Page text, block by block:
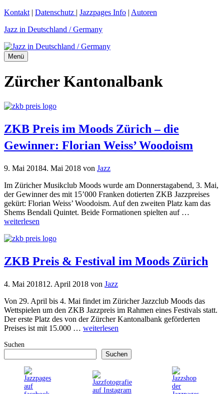
Zum
springen
Kontakt | Datenschutz | Jazzpages Info | Autoren
Jazz in Deutschland / Germany
Menü
Zürcher Kantonalbank
ZKB Preis im Moods Zürich – die
Gewinner: Florian Weiss’ Woodoism
9. Mai 20184. Mai 2018 von Jazz
Im Züricher Musikclub Moods wurde am Donnerstagabend, 3. Mai,
der Gewinner des mit 15’000 Franken dotierten ZKB Jazzpreises
gekürt: Florian Weiss’ Woodoism. Auf den zweiten Platz kam das
Shems Bendali Quintet. Beide Formationen spielten auf …
weiterlesen
ZKB Preis & Festival im Moods Zürich
4. Mai 201812. April 2018 von Jazz
Von 29. April bis 4. Mai findet im Züricher Jazzclub Moods das
Wettspielen um den ZKB Jazzpreis im Rahmen eines Festivals statt.
Der erste Platz des von der Zürcher Kantonalbank geförderten
Preises ist mit 15.000 … weiterlesen
Suchen
Suchen